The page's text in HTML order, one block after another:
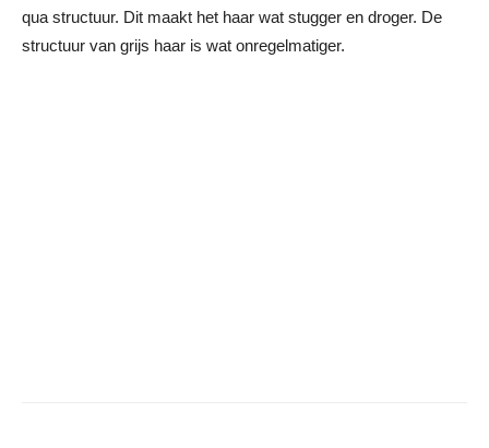
qua structuur. Dit maakt het haar wat stugger en droger. De
structuur van grijs haar is wat onregelmatiger.